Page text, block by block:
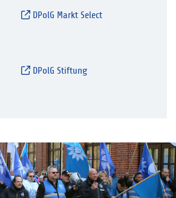
DPolG Markt Select
DPolG Stiftung